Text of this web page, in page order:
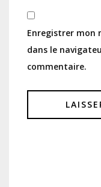
Enregistrer mon
dans le
commentaire.